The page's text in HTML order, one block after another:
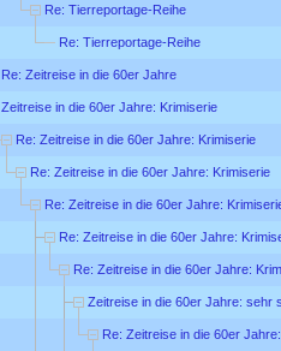
Re: Tierreportage-Reihe
Re: Tierreportage-Reihe
Re: Zeitreise in die 60er Jahre
Zeitreise in die 60er Jahre: Krimiserie
Re: Zeitreise in die 60er Jahre: Krimiserie
Re: Zeitreise in die 60er Jahre: Krimiserie
Re: Zeitreise in die 60er Jahre:
Re: Zeitreise in die 60er Jahre:
Re: Zeitreise in die 60er Jahre:
Zeitreise in die 60er Jahre: sehr
Re: Zeitreise in die 60er